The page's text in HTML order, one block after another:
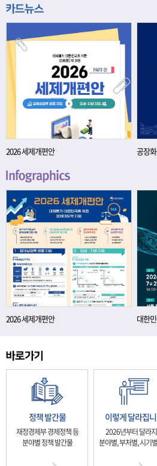
니다. 배움이 쌓이는 시간, 인적자본 학교에
가는 과정입니다. 수업을 통해 배우는 전공
지식, 친구들과의 협업, 다양한 활동 속에서
얻는 문제 해결 경험은 모두 개인의 역량으
로 축적됩니다. 경제학에서는 이.......
20
기
품
2026 세제개편안 공장
2026 세제개편안
정책 발간물
재정경제부 경제정책 등
분야별 정책 발간물
이렇게 달라집
2026년부터 달라
분야별, 부처별, 시기